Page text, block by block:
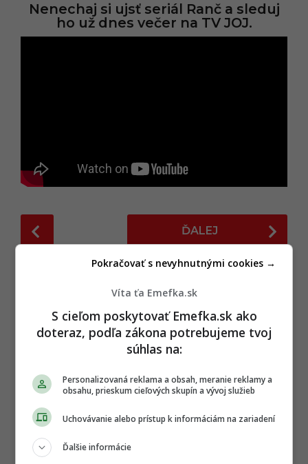
Nenechaj si ujsť seriál Ranč a sleduj
ho už dnes večer na TV JOJ.
o
ĎALEJ
HERCI NEHODA, RANČ, SERIÁL, TV JOJ
Sledujte nás na Google Správy
Víta ťa Emefka.sk
S cieľom poskytovať Emefka.sk ako
doteraz, podľa zákona potrebujeme tvoj
súhlas na:
Personalizovaná reklama a obsah, meranie reklamy a
obsahu, prieskum cieľových skupín a vývoj služieb
Uchovávanie alebo prístup k informáciám na zariadení
Ďalšie informácie
Pokračovať s nevyhnutnými cookies →